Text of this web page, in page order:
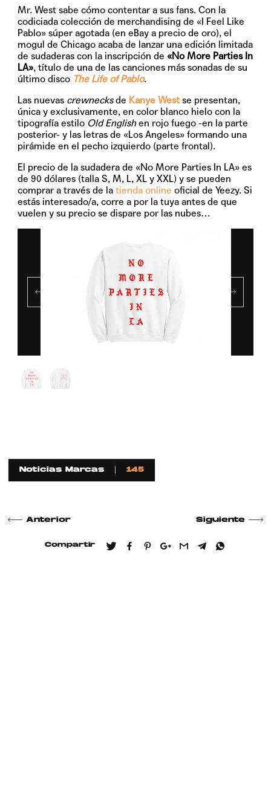
Mr. West sabe cómo contentar a sus fans. Con la
codiciada colección de merchandising de «I Feel Like
Pablo» súper agotada (en eBay a precio de oro), el
mogul de Chicago acaba de lanzar una edición limitada
de sudaderas con la inscripción de «No More Parties In
LA», título de una de las canciones más sonadas de su
último disco The Life of Pablo.
Las nuevas crewnecksde Kanye West se presentan,
única y exclusivamente, en color blanco hielo con la
tipografía estilo Old Englishen rojo fuego -en la parte
posterior- y las letras de «Los Angeles» formando una
pirámide en el pecho izquierdo (parte frontal).
El precio de la sudadera de «No More Parties In LA» es
de90 dólares (talla S, M, L, XL y XXL) y se pueden
comprar a través de latienda online oficial de Yeezy. Si
estás interesado/a, corre a por la tuya antes de que
vuelen y su precio se dispare por las nubes…
Noticias Marcas 145
Anterior Siguiente
Compartir